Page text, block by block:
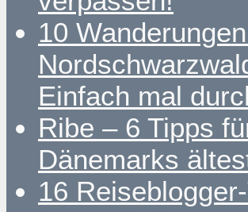
10
Einfach mal
Ribe – 6 Tipps
Dänemarks
16